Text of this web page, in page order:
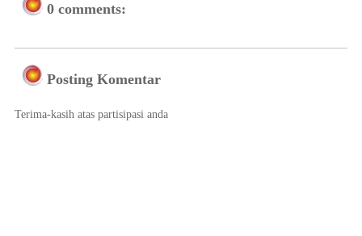
0 comments:
Posting Komentar
Terima-kasih atas partisipasi anda